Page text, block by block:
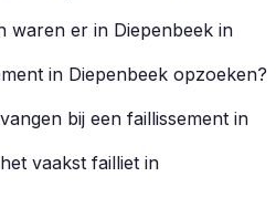
waren er in Diepenbeek in
in Diepenbeek opzoeken?
bij een faillissement in
vaakst failliet in